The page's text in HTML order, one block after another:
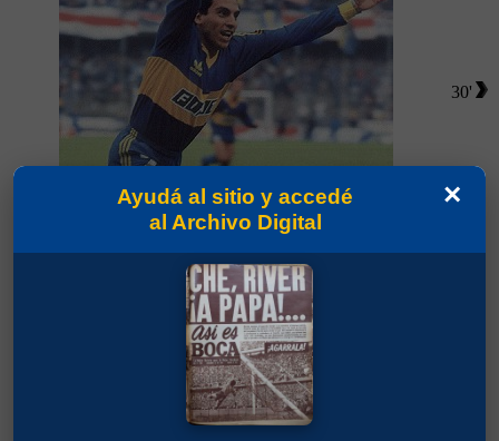
Partidos jugados por Alfredo Oscar Graciani en
Temporada 1989/90
30'
Latorre, Diego Fernando
×
Ayudá al sitio y accedé
al Archivo Digital